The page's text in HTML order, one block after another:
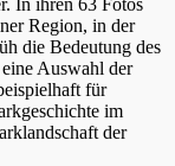
In ihren 63 Fotos
Region, in der
die Bedeutung des
Auswahl der
für
im
der